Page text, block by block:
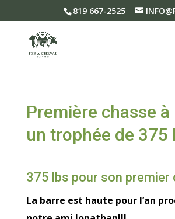
819 667-2525
Première chasse à
un trophée de 375
375 lbs pour son premier
La barre est haute pour l’an